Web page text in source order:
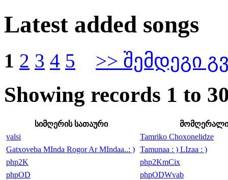
Latest added songs
1 2 3 4 5 >> შემდეგი
Showing records 1 to
სიმღერის სათაური
მომღერალი
valsi
Tamriko Choxonelidze
Gatxoveba MInda Rogor Ar MIndaa..: ) Tamunaa : ) LIzaa : )
php2K
php2KmCix
phpOD
phpODWvab